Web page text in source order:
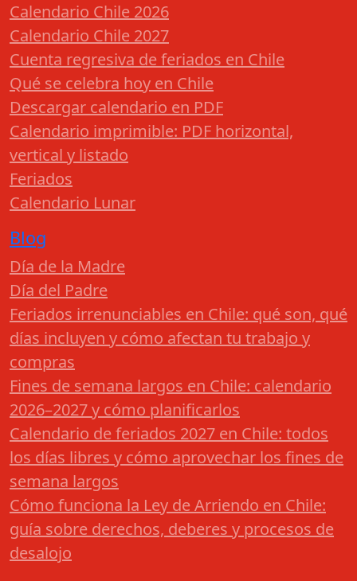
Calendario Chile 2026
Calendario Chile 2027
Cuenta regresiva de feriados en Chile
Qué se celebra hoy en Chile
Descargar calendario en PDF
Calendario imprimible: PDF horizontal,
vertical y listado
Feriados
Calendario Lunar
Blog
Día de la Madre
Día del Padre
Feriados irrenunciables en Chile: qué son, qué
días incluyen y cómo afectan tu trabajo y
compras
Fines de semana largos en Chile: calendario
2026–2027 y cómo planificarlos
Calendario de feriados 2027 en Chile: todos
los días libres y cómo aprovechar los fines de
semana largos
Cómo funciona la Ley de Arriendo en Chile:
guía sobre derechos, deberes y procesos de
desalojo